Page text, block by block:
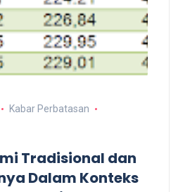
Kabar Perbatasan
Tradisional dan
Dalam Konteks